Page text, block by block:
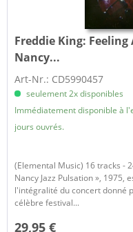
Freddie King: Feeling
Nancy...
Art-Nr.: CD5990457
seulement 2x disponibles
Immédiatement disponible à
jours ouvrés.
(Elemental Music) 16 tracks -
Nancy Jazz Pulsation »,
l'intégralité du concert donné
célèbre festival...
29,95 €